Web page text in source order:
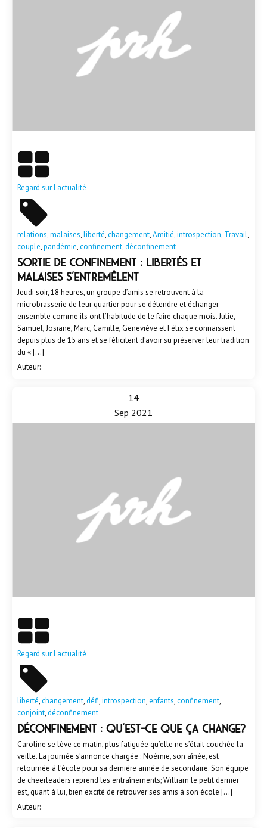
Regard sur l'actualité
relations,malaises,liberté,changement,Amitié,introspection, Travail,
couple,pandémie,confinement,déconfinement
Sortie de confinement : libertés et
malaises s’entremêlent
Jeudi soir, 18 heures, un groupe d’amis se retrouvent à la
microbrasserie de leur quartier pour se détendre et échanger
ensemble comme ils ont l’habitude de le faire chaque mois. Julie,
Samuel, Josiane, Marc, Camille, Geneviève et Félix se connaissent
depuis plus de 15 ans et se félicitent d’avoir su préserver leur tradition
du « […]
Auteur:
14
Sep 2021
Regard sur l'actualité
liberté,changement,défi,introspection,enfants,confinement,
conjoint,déconfinement
DÉCONFINEMENT : qu’est-ce que ça change?
Caroline se lève ce matin, plus fatiguée qu’elle ne s’était couchée la
veille. La journée s’annonce chargée : Noémie, son aînée, est
retournée à l’école pour sa dernière année de secondaire. Son équipe
de cheerleaders reprend les entraînements; William le petit dernier
est, quant à lui, bien excité de retrouver ses amis à son école […]
Auteur: